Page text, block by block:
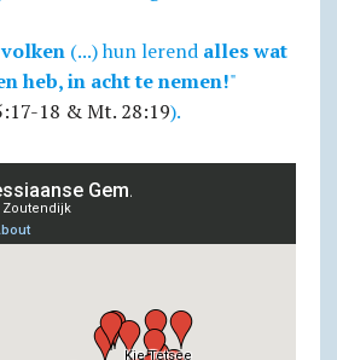
(...) hun lerend alles wat
heb, in acht te nemen!"
18 & Mt. 28:19).